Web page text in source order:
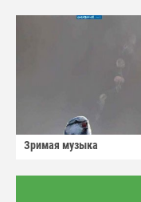
Зримая музыка